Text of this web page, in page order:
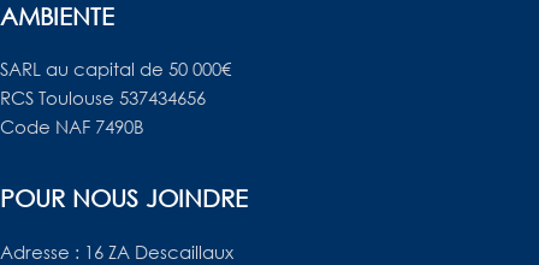
AMBIENTE
SARL au capital de 50 000€
RCS Toulouse 537434656
Code NAF 7490B
POUR NOUS JOINDRE
Adresse : 16 ZA Descaillaux